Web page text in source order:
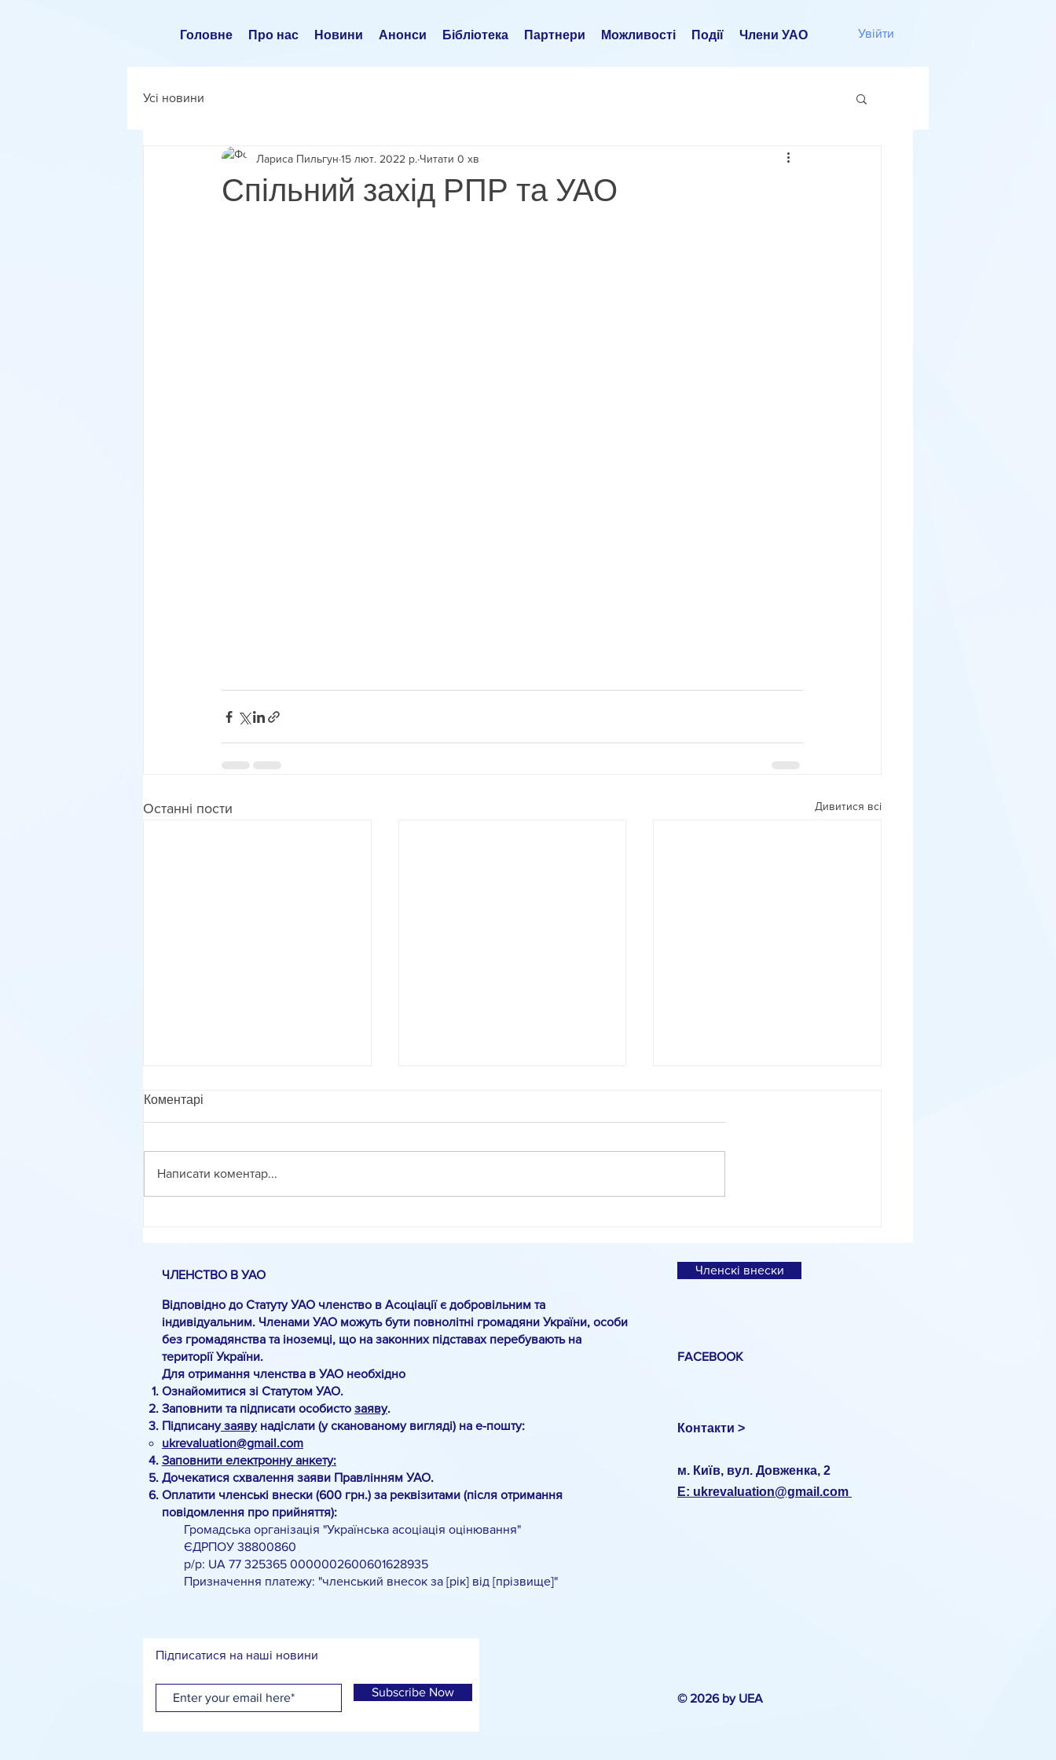
Головне Про нас Новини Анонси Бібліотека Партнери Можливості Події Члени УАО Увійти
Усі новини
Спільний захід РПР та УАО
Лариса Пильгун 15 лют. 2022 р. Читати 0 хв
Останні пости Дивитися всі
#КіноМіО
Коментарі
Написати коментар...
ЧЛЕНСТВО В УАО
Відповідно до Статуту УАО членство в Асоціації є добровільним та
індивідуальним. Членами УАО можуть бути повнолітні громадяни України, особи
без громадянства та іноземці, що на законних підставах перебувають на
території України.
Для отримання членства в УАО необхідно
Ознайомитися зі Статутом УАО.
Заповнити та підписати особисто заяву.
Підписанузаявунадіслати (у сканованому вигляді) на е-пошту:
ukrevaluation@gmail.com
Заповнити електронну анкету:
Дочекатися схвалення заяви Правлінням УАО.
Оплатити членські внески (600 грн.) за реквізитами (після отримання
повідомлення про прийняття):
Громадська організація "Українська асоціація оцінювання"
ЄДРПОУ 38800860
р/р: UA 77 325365 0000002600601628935
Призначення платежу: "членський внесок за [рік] від [прізвище]"
Підписатися на наші новини
Subscribe Now
Членскі внески
FACEBOOK
Контакти >
м. Київ, вул. Довженка, 2
E: ukrevaluation@gmail.com
© 2026 by UEA